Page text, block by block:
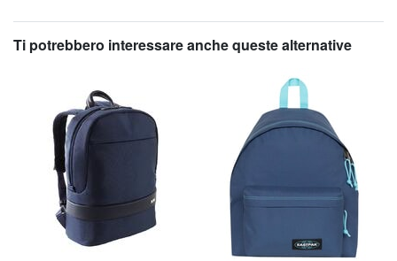
Ti potrebbero interessare anche queste alternative